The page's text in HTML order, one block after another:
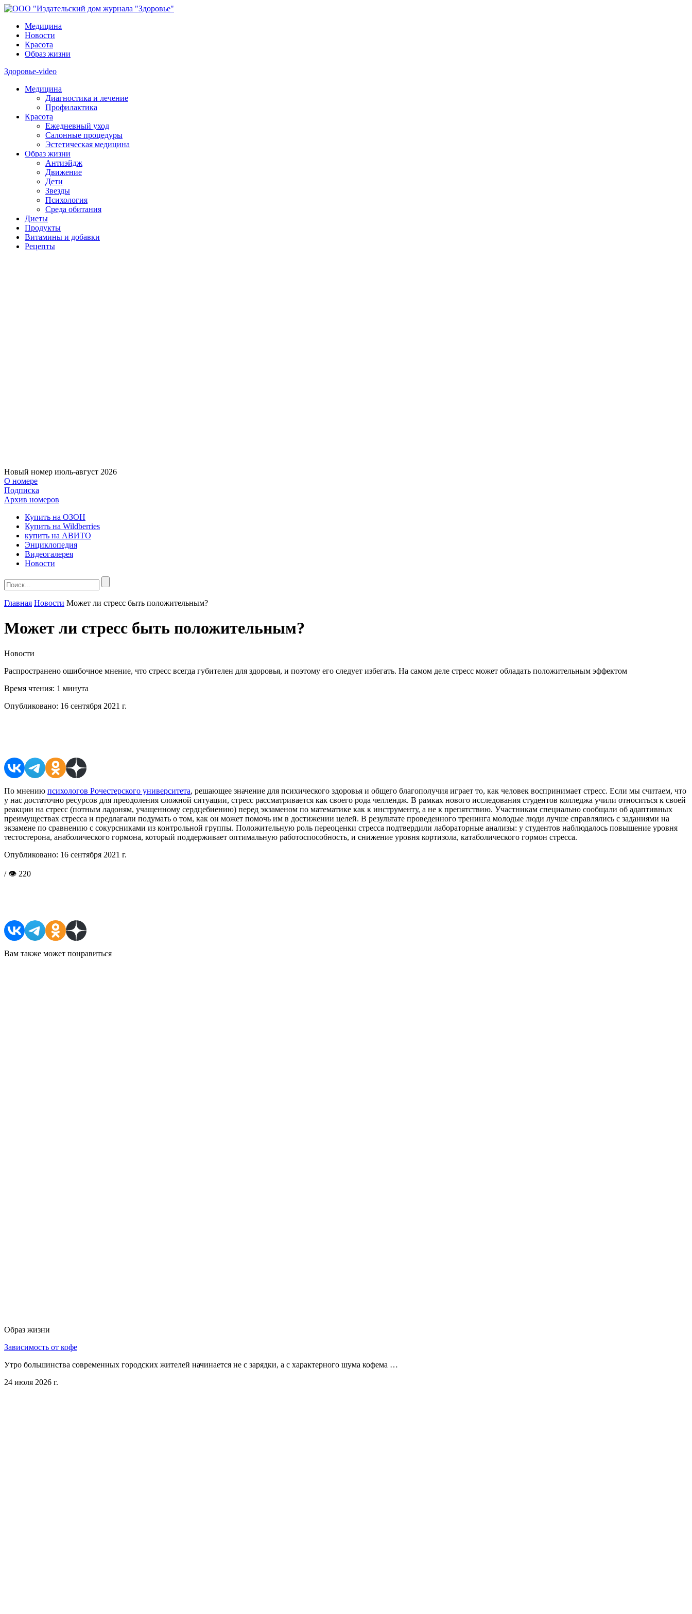
Медицина
Новости
Красота
Образ жизни
Здоровье-video
Медицина
Диагностика и лечение
Профилактика
Красота
Ежедневный уход
Салонные процедуры
Эстетическая медицина
Образ жизни
Антиэйдж
Движение
Дети
Звезды
Психология
Среда обитания
Диеты
Продукты
Витамины и добавки
Рецепты
Новый номер июль-август 2026
О номере
Подписка
Архив номеров
Купить на ОЗОН
Купить на Wildberries
купить на АВИТО
Энциклопедия
Видеогалерея
Новости
Главная Новости Может ли стресс быть положительным?
Может ли стресс быть положительным?
Новости
Распространено ошибочное мнение, что стресс всегда губителен для здоровья, и поэтому его следует избегать. На самом деле стресс может обладать положительным эффектом
Время чтения: 1 минута
Опубликовано: 16 сентября 2021 г.
По мнению психологов Рочестерского университета, решающее значение для психического здоровья и общего благополучия играет то, как человек воспринимает стресс. Если мы считаем, что
у нас достаточно ресурсов для преодоления сложной ситуации, стресс рассматривается как своего рода челлендж. В рамках нового исследования студентов колледжа учили относиться к своей
реакции на стресс (потным ладоням, учащенному сердцебиению) перед экзаменом по математике как к инструменту, а не к препятствию. Участникам специально сообщали об адаптивных
преимуществах стресса и предлагали подумать о том, как он может помочь им в достижении целей. В результате проведенного тренинга молодые люди лучше справлялись с заданиями на
экзамене по сравнению с сокурсниками из контрольной группы. Положительную роль переоценки стресса подтвердили лабораторные анализы: у студентов наблюдалось повышение уровня
тестостерона, анаболического гормона, который поддерживает оптимальную работоспособность, и снижение уровня кортизола, катаболического гормон стресса.
Опубликовано: 16 сентября 2021 г.
/ 👁 220
Вам также может понравиться
Образ жизни
Зависимость от кофе
Утро большинства современных городских жителей начинается не с зарядки, а с характерного шума кофема …
24 июля 2026 г.